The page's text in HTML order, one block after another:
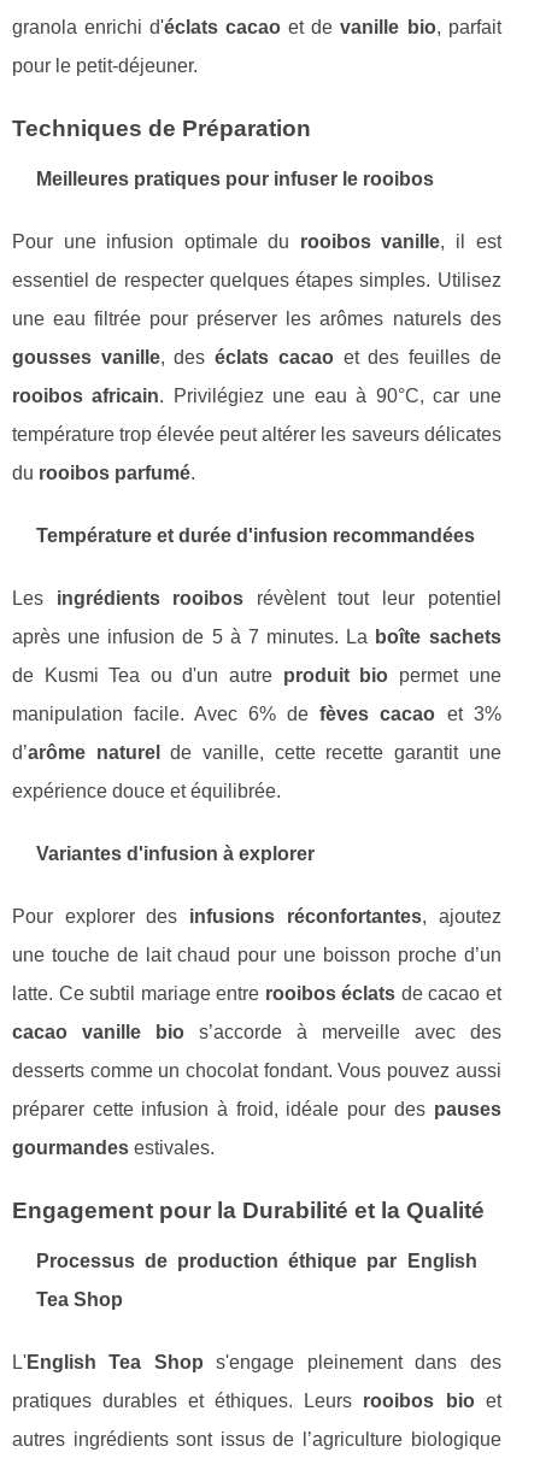
granola enrichi d'éclats cacao et devanille bio, parfait
pour le petit-déjeuner.
Techniques de Préparation
Meilleures pratiques pour infuser le rooibos
Pour une infusion optimale du rooibos vanille, il est
essentiel de respecter quelques étapes simples. Utilisez
une eau filtrée pour préserver les arômes naturels des
gousses vanille, deséclats cacaoet des feuilles de
rooibos africain. Privilégiez une eau à 90°C, car une
température trop élevée peut altérer les saveurs délicates
du rooibos parfumé.
Température et durée d'infusion recommandées
Les ingrédients rooibos révèlent tout leur potentiel
après une infusion de 5 à 7 minutes. La boîte sachets
de Kusmi Tea ou d'un autre produit bio permet une
manipulation facile. Avec 6% defèves cacao et 3%
d’arôme naturel
de vanille, cette recette garantit une
expérience douce et équilibrée.
Variantes d'infusion à explorer
Pour explorer des infusions réconfortantes, ajoutez
une touche de lait chaud pour une boisson proche d’un
latte. Ce subtil mariage entre rooibos éclats de cacao et
cacao vanille bios’accorde à merveille avec des
desserts comme un chocolat fondant. Vous pouvez aussi
préparer cette infusion à froid, idéale pour des pauses
gourmandes estivales.
Engagement pour la Durabilité et la Qualité
Processus de production éthique par
English
Tea Shop
L'English Tea Shop s'engage pleinement dans des
pratiques durables et éthiques. Leurs rooibos bioet
autres ingrédients sont issus de l’agriculture biologique